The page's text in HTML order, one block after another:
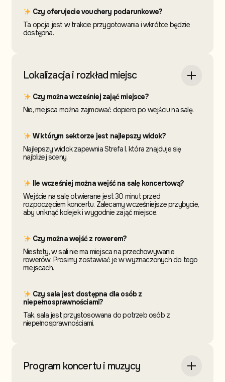
Czy oferujecie vouchery podarunkowe?
Ta opcja jest w trakcie przygotowania i wkrótce będzie
dostępna.
Lokalizacja i rozkład miejsc
Czy można wcześniej zająć miejsce?
Nie, miejsca można zajmować dopiero po wejściu na salę.
W którym sektorze jest najlepszy widok?
Najlepszy widok zapewnia Strefa I, która znajduje się
najbliżej sceny.
Ile wcześniej można wejść na salę koncertową?
Wejście na salę otwierane jest 30 minut przed
rozpoczęciem koncertu. Zalecamy wcześniejsze przybycie,
aby uniknąć kolejek i wygodnie zająć miejsce.
Czy można wejść z rowerem?
Niestety, w sali nie ma miejsca na przechowywanie
rowerów. Prosimy zostawiać je w wyznaczonych do tego
miejscach.
Czy sala jest dostępna dla osób z
niepełnosprawnościami?
Tak, sala jest przystosowana do potrzeb osób z
niepełnosprawnościami.
Program koncertu i muzycy